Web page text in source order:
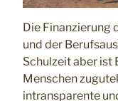
Die Finanzierung
und der
Schulzeit aber ist
Menschen
intransparente